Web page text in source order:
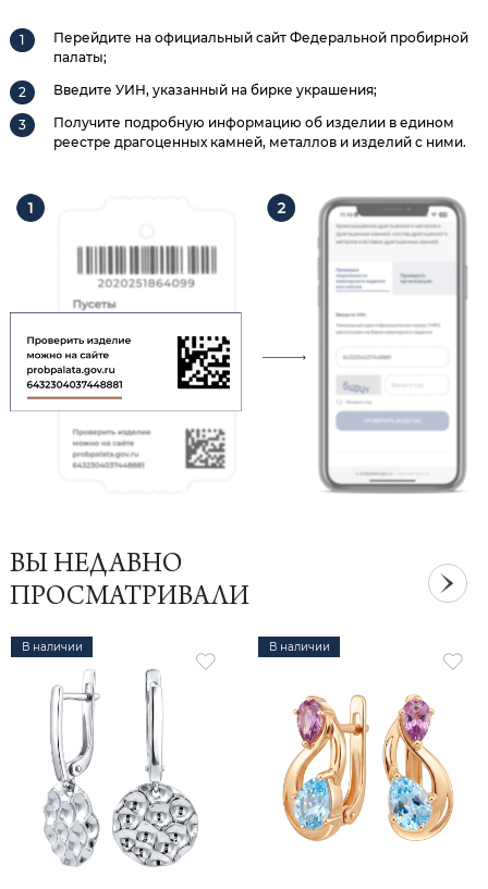
Перейдите на официальный сайт Федеральной пробирной
палаты;
Введите УИН, указанный на бирке украшения;
Получите подробную информацию об изделии в едином
реестре драгоценных камней, металлов и изделий с ними.
ВЫ НЕДАВНО
ПРОСМАТРИВАЛИ
В наличии В наличии